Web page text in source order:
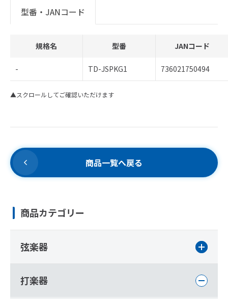
型番・JANコード
規格名 型番 JANコード
- TD-JSPKG1 736021750494
▲スクロールしてご確認いただけます
商品一覧へ戻る
商品カテゴリー
弦楽器
打楽器